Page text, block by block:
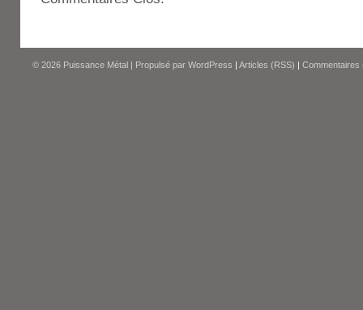
© 2026 Puissance Métal | Propulsé par WordPress | Articles (RSS) | Commentaires